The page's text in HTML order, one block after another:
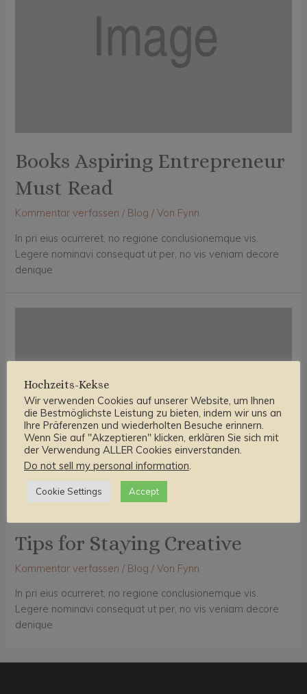
Books Aspiring Entrepreneur
Must Read
Kommentar verfassen / Blog / Von Fynn
In pri eius ocurreret, no regione conclusionemque vis.
Legere nominavi consequat ut per, no vis veniam decore
denique
Tips for Staying Creative
Kommentar verfassen / Blog / Von Fynn
In pri eius ocurreret, no regione conclusionemque vis.
Legere nominavi consequat ut per, no vis veniam decore
denique
Hochzeits-Kekse
Wir verwenden Cookies auf unserer Website, um Ihnen
die Bestmöglichste Leistung zu bieten, indem wir uns an
Ihre Präferenzen und wiederholten Besuche erinnern.
Wenn Sie auf "Akzeptieren" klicken, erklären Sie sich mit
der Verwendung ALLER Cookies einverstanden.
Do not sell my personal information.
Cookie Settings Accept